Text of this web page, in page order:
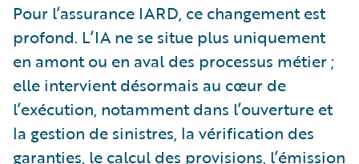
Pour l’assurance IARD, ce changement est
profond. L’IA ne se situe plus uniquement
en amont ou en aval des processus métier ;
elle intervient désormais au cœur de
l’exécution, notamment dans l’ouverture et
la gestion de sinistres, la vérification des
garanties, le calcul des provisions, l’émission